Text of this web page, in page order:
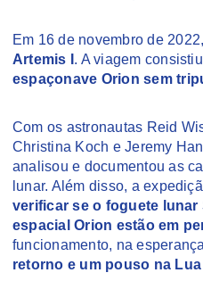
Em 16 de novembro de
Artemis I . A viagem
espaçonave Orion sem
Com os astronautas Reid
Christina Koch e Jeremy
analisou e documentou as
lunar. Além disso, a
verificar se o foguete lunar
espacial Orion estão em
funcionamento, na
retorno e um pouso na Lua